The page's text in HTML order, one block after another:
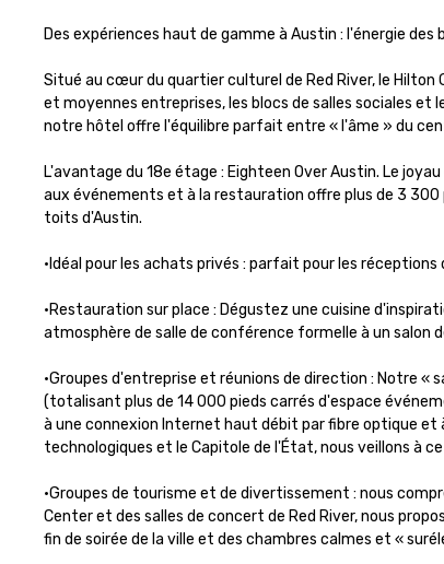
Des expériences haut de gamme à Austin : l'énergie
Situé au cœur du quartier culturel de Red River, le
et moyennes entreprises, les blocs de salles sociales
notre hôtel offre l'équilibre parfait entre « l'âme » du
L'avantage du 18e étage : Eighteen Over Austin. Le
aux événements et à la restauration offre plus de 3
toits d'Austin.
•Idéal pour les achats privés : parfait pour les
•Restauration sur place : Dégustez une cuisine
atmosphère de salle de conférence formelle à un salon
•Groupes d'entreprise et réunions de direction : Notre «
(totalisant plus de 14 000 pieds carrés d'espace
à une connexion Internet haut débit par fibre optique
technologiques et le Capitole de l'État, nous veillons à
•Groupes de tourisme et de divertissement : nous
Center et des salles de concert de Red River, nous
fin de soirée de la ville et des chambres calmes et «